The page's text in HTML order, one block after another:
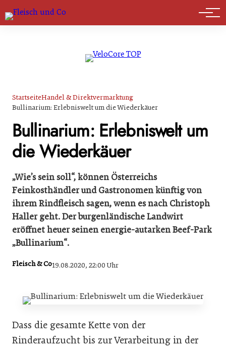
Marktführer
StartseiteHandel & Direktvermarktung
Bullinarium: Erlebniswelt um die Wiederkäuer
Bullinarium: Erlebniswelt um
die Wiederkäuer
„Wie’s sein soll“, können Österreichs
Feinkosthändler und Gastronomen künftig von
ihrem Rindfleisch sagen, wenn es nach Christoph
Haller geht. Der burgenländische Landwirt
eröffnet heuer seinen energie-autarken Beef-Park
„Bullinarium“.
Fleisch & Co19.08.2020, 22:00 Uhr
Dass die gesamte Kette von der
Rinderaufzucht bis zur Verarbeitung in der